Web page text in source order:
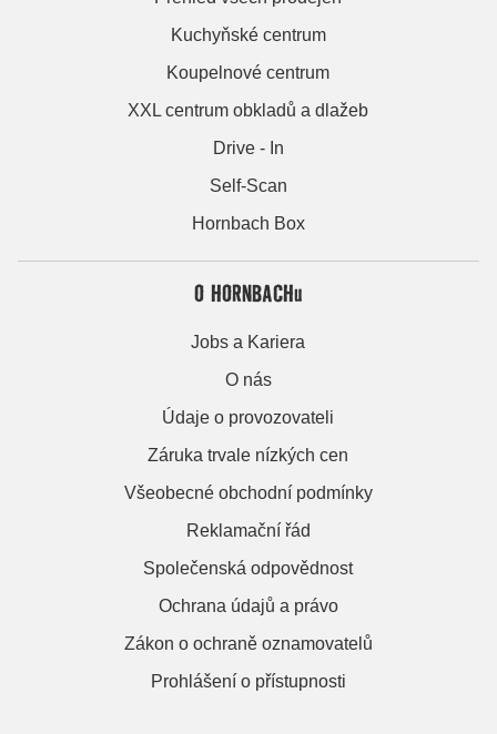
Kuchyňské centrum
Koupelnové centrum
XXL centrum obkladů a dlažeb
Drive - In
Self-Scan
Hornbach Box
O HORNBACHu
Jobs a Kariera
O nás
Údaje o provozovateli
Záruka trvale nízkých cen
Všeobecné obchodní podmínky
Reklamační řád
Společenská odpovědnost
Ochrana údajů a právo
Zákon o ochraně oznamovatelů
Prohlášení o přístupnosti